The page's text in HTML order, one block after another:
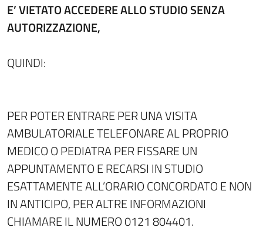
E’ VIETATO ACCEDERE ALLO STUDIO SENZA
AUTORIZZAZIONE,
QUINDI:
PER POTER ENTRARE PER UNA VISITA
AMBULATORIALE TELEFONARE AL PROPRIO
MEDICO O PEDIATRA PER FISSARE UN
APPUNTAMENTO E RECARSI IN STUDIO
ESATTAMENTE ALL’ORARIO CONCORDATO E NON
IN ANTICIPO, PER ALTRE INFORMAZIONI
CHIAMARE IL NUMERO 0121 804401.